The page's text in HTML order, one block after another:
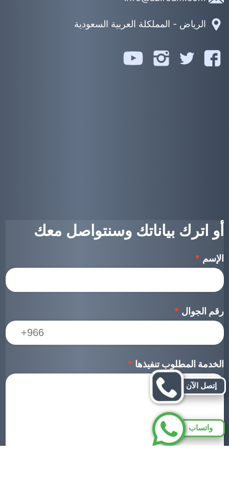
الرياض - المملكلة العربية السعودية
تابعنا
تابعنا
تابعنا
أو اترك بياناتك وسنتواصل معك
الإسم *
رقم الجوال *
الخدمة المطلوب تنفيذها *
إتصل الآن
واتساب